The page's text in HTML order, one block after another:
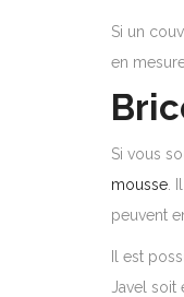
Si un
en
Si vous
mousse .
peuvent
Il est
Javel